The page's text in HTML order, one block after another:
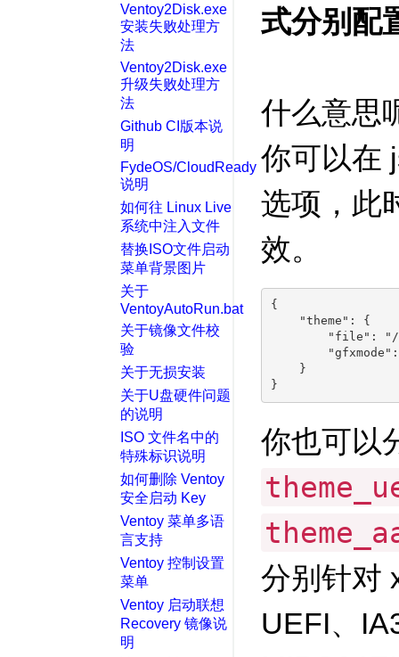
Ventoy2Disk.exe
安装失败处理方
法
Ventoy2Disk.exe
升级失败处理方
法
Github CI版本说
明
FydeOS/CloudReady
说明
如何往 Linux Live
系统中注入文件
替换ISO文件启动
菜单背景图片
关于
VentoyAutoRun.bat
关于镜像文件校
验
关于无损安装
关于U盘硬件问题
的说明
ISO 文件名中的
特殊标识说明
如何删除 Ventoy
安全启动 Key
Ventoy 菜单多语
言支持
Ventoy 控制设置
菜单
Ventoy 启动联想
Recovery 镜像说
明
式分别配
什么意思
你可以在
选项，此
效。
{
    "theme": {
"file":
    }
你也可以
分别针对
UEFI、